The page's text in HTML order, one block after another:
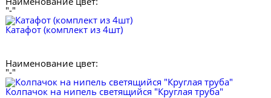
"-"
Катафот (комплект из 4шт)
Наименование цвет:
"-"
Колпачок на нипель светящийся "Круглая труба"